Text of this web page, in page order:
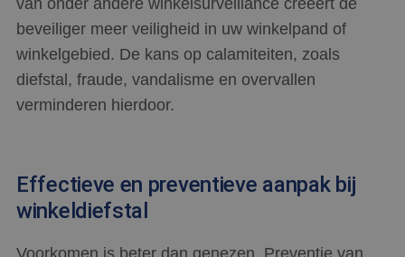
van onder andere winkelsurveillance creëert de
beveiliger meer veiligheid in uw winkelpand of
winkelgebied. De kans op calamiteiten, zoals
diefstal, fraude, vandalisme en overvallen
verminderen hierdoor.
Effectieve en preventieve aanpak bij
winkeldiefstal
Voorkomen is beter dan genezen. Preventie van